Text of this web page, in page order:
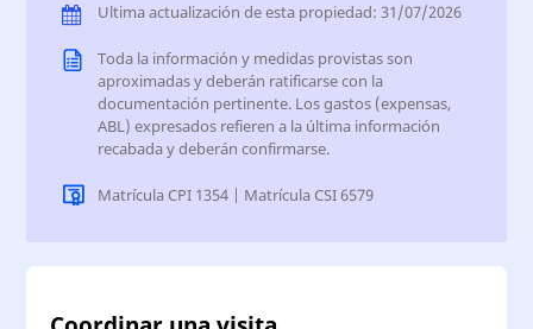
Ultima actualización de esta propiedad: 31/07/2026
Toda la información y medidas provistas son
aproximadas y deberán ratificarse con la
documentación pertinente. Los gastos (expensas,
ABL) expresados refieren a la última información
recabada y deberán confirmarse.
Matrícula CPI 1354 | Matrícula CSI 6579